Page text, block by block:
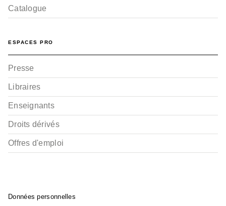
Catalogue
ESPACES PRO
Presse
Libraires
Enseignants
Droits dérivés
Offres d'emploi
Données personnelles